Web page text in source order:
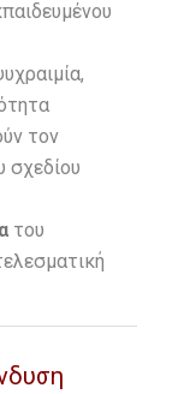
τον
σχεδίου
του